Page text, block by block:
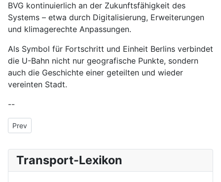
BVG kontinuierlich an der Zukunftsfähigkeit des
Systems – etwa durch Digitalisierung, Erweiterungen
und klimagerechte Anpassungen.
Als Symbol für Fortschritt und Einheit Berlins verbindet
die U-Bahn nicht nur geografische Punkte, sondern
auch die Geschichte einer geteilten und wieder
vereinten Stadt.
--
Previous article: Unterbrechung der Kühlkette
Prev
Transport-Lexikon